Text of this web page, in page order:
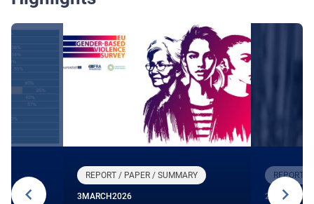
REPORT / PAPER / SUMMARY
3 MARCH2026
REPORT /
27 JANUARY